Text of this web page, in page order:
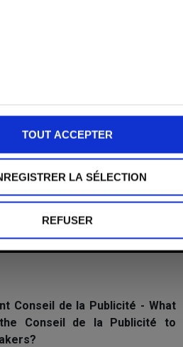
TOUT ACCEPTER
LA SÉLECTION
REFUSER
Conseil de la Publicité - What
Conseil de la Publicité to